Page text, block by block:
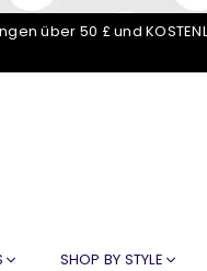
über 50 £ und
SHOP BY STYLE